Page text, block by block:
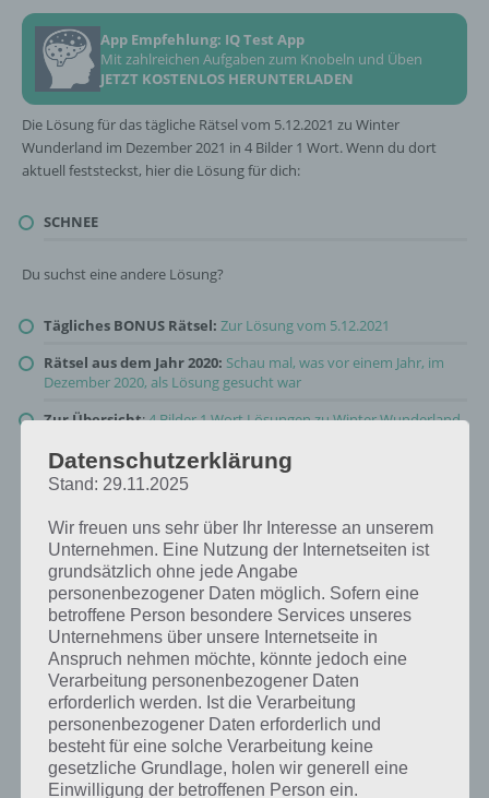
App Empfehlung: IQ Test App
Mit zahlreichen Aufgaben zum Knobeln und Üben
JETZT KOSTENLOS HERUNTERLADEN
Die Lösung für das tägliche Rätsel vom 5.12.2021 zu Winter
Wunderland im Dezember 2021 in 4 Bilder 1 Wort. Wenn du dort
aktuell feststeckst, hier die Lösung für dich:
SCHNEE
Du suchst eine andere Lösung?
Tägliches BONUS Rätsel: Zur Lösung vom 5.12.2021
Rätsel aus dem Jahr 2020: Schau mal, was vor einem Jahr, im
Dezember 2020, als Lösung gesucht war
Zur Übersicht:4 Bilder 1 Wort Lösungen zu Winter Wunderland
Datenschutzerklärung
Stand: 29.11.2025
Wir freuen uns sehr über Ihr Interesse an unserem
Unternehmen. Eine Nutzung der Internetseiten ist
grundsätzlich ohne jede Angabe
personenbezogener Daten möglich. Sofern eine
betroffene Person besondere Services unseres
Unternehmens über unsere Internetseite in
Anspruch nehmen möchte, könnte jedoch eine
Verarbeitung personenbezogener Daten
erforderlich werden. Ist die Verarbeitung
personenbezogener Daten erforderlich und
besteht für eine solche Verarbeitung keine
gesetzliche Grundlage, holen wir generell eine
Einwilligung der betroffenen Person ein.